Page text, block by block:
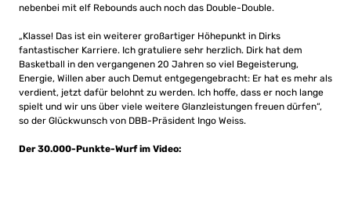
nebenbei mit elf Rebounds auch noch das Double-Double.
„Klasse! Das ist ein weiterer großartiger Höhepunkt in Dirks
fantastischer Karriere. Ich gratuliere sehr herzlich. Dirk hat dem
Basketball in den vergangenen 20 Jahren so viel Begeisterung,
Energie, Willen aber auch Demut entgegengebracht: Er hat es mehr als
verdient, jetzt dafür belohnt zu werden. Ich hoffe, dass er noch lange
spielt und wir uns über viele weitere Glanzleistungen freuen dürfen“,
so der Glückwunsch von DBB-Präsident Ingo Weiss.
Der 30.000-Punkte-Wurf im Video: